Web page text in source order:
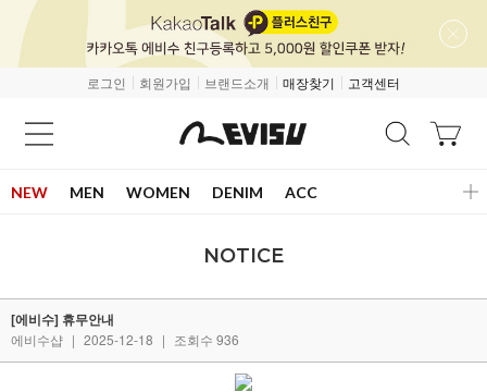
로그인 회원가입 브랜드소개 매장찾기 고객센터
NEW MEN WOMEN DENIM ACC
NOTICE
[에비수] 휴무안내
에비수샵 | 2025-12-18 | 조회수 936